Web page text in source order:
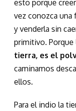
esto porque
vez conozca una
y venderla sin
primitivo. Porque
tierra, es el
caminamos
ellos.
Para el indio la